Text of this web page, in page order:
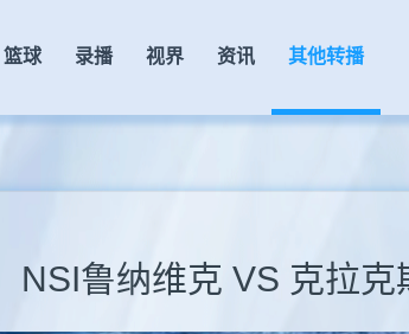
篮球 录播 视界 资讯 其他转播
NSI鲁纳维克 VS 克拉克